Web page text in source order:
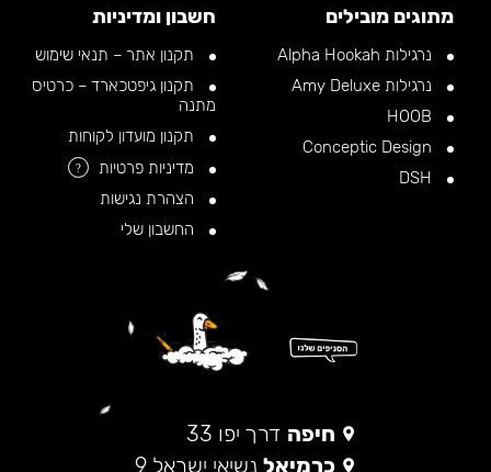
מתוגים מובילים
נרגילות Alpha Hookah
נרגילות Amy Deluxe
חשבון ומדיניות
תקנון אתר – תנאי שימוש
תקנון גיפטכארד – כרטיס
מתנה
תקנון מועדון לקוחות
מדיניות פרטיות
?
הצהרת נגישות
החשבון שלי
חיפה דרך יפו 33
כרמיאל נשיאי ישראל 9